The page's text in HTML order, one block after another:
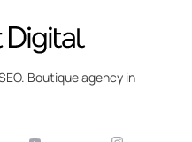
Boutique agency in